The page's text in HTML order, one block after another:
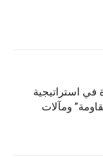
في استراتيجية
ومآلات